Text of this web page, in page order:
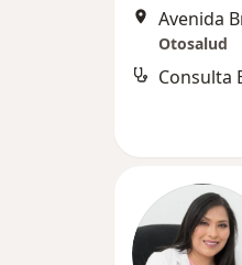
Avenida
Otosalud